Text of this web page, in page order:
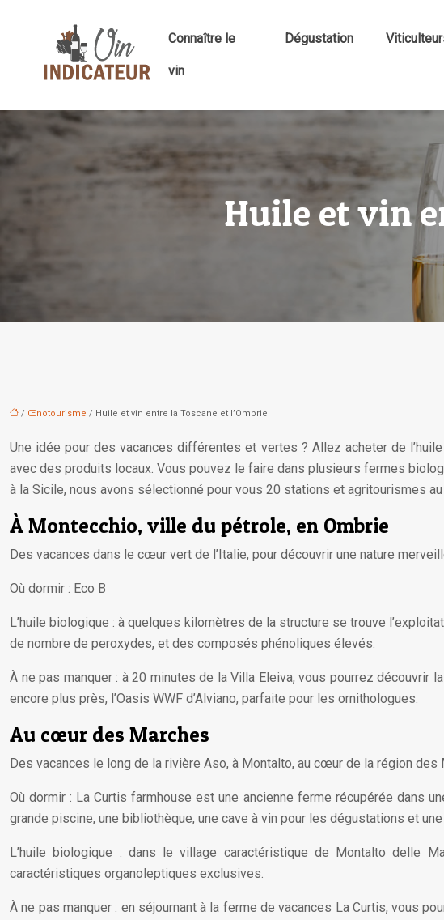
Connaître le
vin
Dégustation
Huile et vin
/ Œnotourisme / Huile et vin entre la Toscane et l’Ombrie
Une idée pour des vacances différentes et vertes ? Allez acheter de
avec des produits locaux. Vous pouvez le faire dans plusieurs fermes
à la Sicile, nous avons sélectionné pour vous 20 stations et agritourismes
À Montecchio, ville du pétrole, en Ombrie
Des vacances dans le cœur vert de l’Italie, pour découvrir une nature
Où dormir : Eco B
L’huile biologique : à quelques kilomètres de la structure se trouve
de nombre de peroxydes, et des composés phénoliques élevés.
À ne pas manquer : à 20 minutes de la Villa Eleiva, vous pourrez découvrir
encore plus près, l’Oasis WWF d’Alviano, parfaite pour les ornithologues.
Au cœur des Marches
Des vacances le long de la rivière Aso, à Montalto, au cœur de la région
Où dormir : La Curtis farmhouse est une ancienne ferme récupérée dans
grande piscine, une bibliothèque, une cave à vin pour les dégustations et
L’huile biologique : dans le village caractéristique de Montalto delle
caractéristiques organoleptiques exclusives.
À ne pas manquer : en séjournant à la ferme de vacances La Curtis, vous